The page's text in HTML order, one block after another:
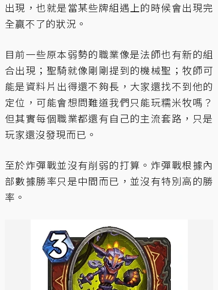
出現，也就是當某些牌組遇上的時候會出現完
全贏不了的狀況。
目前一些原本弱勢的職業像是法師也有新的組
合出現；聖騎就像剛剛提到的機械聖；牧師可
能是資料片出得還不夠長，大家還找不到他的
定位，可能會想問難道我們只能玩糯米牧嗎？
但其實每個職業都還有自己的主流套路，只是
玩家還沒發現而已。
至於炸彈戰並沒有削弱的打算。炸彈戰根據內
部數據勝率只是中間而已，並沒有特別高的勝
率。